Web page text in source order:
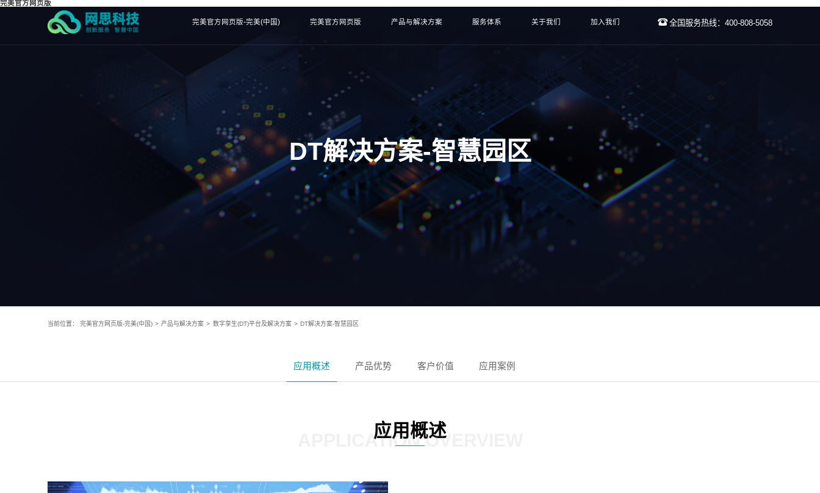
完美官方网页版
完美官方网页版-完美(中国) 完美官方网页版 产品与解决方案 服务体系 关于我们 加入我们 全国服务热线：400-808-5058
DT解决方案-智慧园区
当前位置： 完美官方网页版-完美(中国) > 产品与解决方案 > 数字孪生(DT)平台及解决方案 > DT解决方案-智慧园区
应用概述 产品优势 客户价值 应用案例
应用概述
APPLICATION OVERVIEW